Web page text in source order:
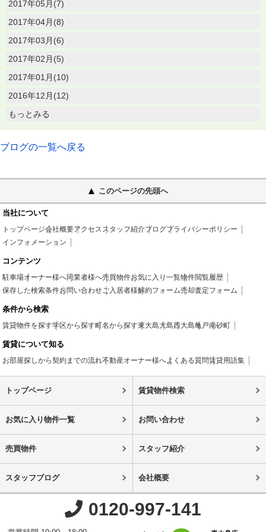
2017年05月(7)
2017年04月(8)
2017年03月(6)
2017年02月(5)
2017年01月(10)
2016年12月(12)
もっとみる
ブログの一覧へ戻る
このページの先頭へ
当社について
トップページ会社概要アクセススタッフ紹介ブログプライバシーポリシー
インフォメーション
コンテンツ
駐車場オーナー様へ同業者様へ売買物件お気に入り一覧物件閲覧履歴
保存した検索条件お問い合わせご入居者様解約フォーム売却査定フォーム
条件から検索
賃貸物件を探す学区から探す町名から探す東大島大島西大島亀戸南砂町
賃貸について知る
お部屋探しから契約までの流れ不動産オーナー様へよくある質問賃貸用語集
トップページ 賃貸物件検索
お気に入り物件一覧 お問い合わせ
売買物件 スタッフ紹介
スタッフブログ 会社概要
0120-997-141